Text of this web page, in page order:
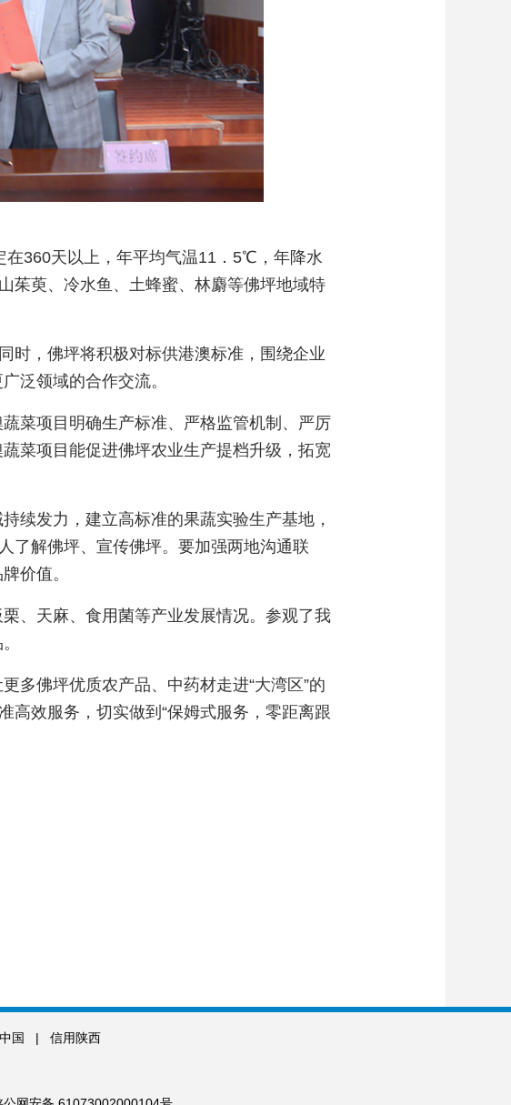
在360天以上，年平均气温11．5℃，年降水
茱萸、冷水鱼、土蜂蜜、林麝等佛坪地域特
时，佛坪将积极对标供港澳标准，围绕企业
泛领域的合作交流。
菜项目明确生产标准、严格监管机制、严厉
菜项目能促进佛坪农业生产提档升级，拓宽
续发力，建立高标准的果蔬实验生产基地，
了解佛坪、宣传佛坪。要加强两地沟通联
价值。
、天麻、食用菌等产业发展情况。参观了我
多佛坪优质农产品、中药材走进“大湾区”的
高效服务，切实做到“保姆式服务，零距离跟
国 |
信用陕西